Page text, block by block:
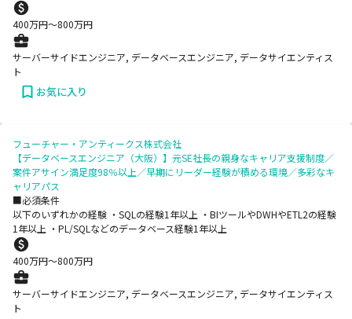
400万円〜800万円
サーバーサイドエンジニア, データベースエンジニア, データサイエンティス
ト
お気に入り
フューチャー・アンティークス株式会社
【データベースエンジニア（大阪）】元SE社長の親身なキャリア支援制度／
案件アサイン満足度98％以上／早期にリーダー経験が積める環境／多彩なキ
ャリアパス
■必須条件
以下のいずれかの経験 ・SQLの経験1年以上 ・BIツールやDWHやETL2の経験
1年以上 ・PL/SQLなどのデータベース経験1年以上
400万円〜800万円
サーバーサイドエンジニア, データベースエンジニア, データサイエンティス
ト